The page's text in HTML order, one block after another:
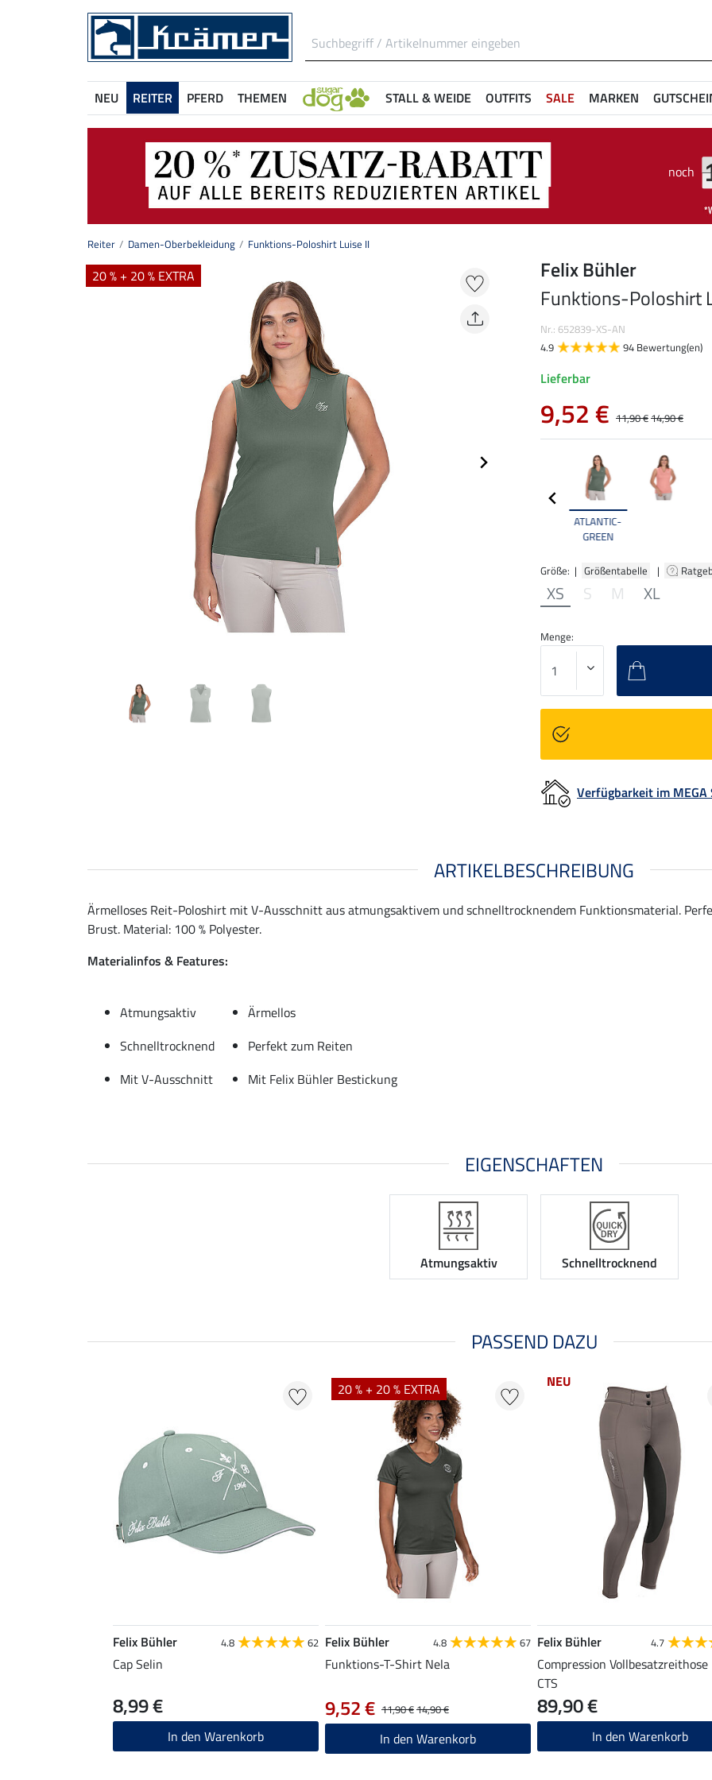
NEU REITER PFERD THEMEN STALL & WEIDE OUTFITS SALE MARKEN
noch
Reiter Damen-Oberbekleidung Funktions-Poloshirt Luise II
20 % + 20 % EXTRA
ATLANTIC-
GREEN
Größe: | Größentabelle |
XS S M XL
Felix Bühler
Funktions-Poloshirt
Nr.: 652839-XS-AN
4.9
94 Bewertung(en)
Lieferbar
9,52 € 11,90 €14,90 €
Menge:
Verfügbarkeit im MEGA
ARTIKELBESCHREIBUNG
Ärmelloses Reit-Poloshirt mit V-Ausschnitt aus atmungsaktivem und schnelltrocknendem Funktionsmaterial.
Brust. Material: 100 % Polyester.
Materialinfos & Features:
Atmungsaktiv
Ärmellos
Schnelltrocknend
Perfekt zum Reiten
Mit V-Ausschnitt
Mit Felix Bühler Bestickung
EIGENSCHAFTEN
Atmungsaktiv Schnelltrocknend
PASSEND DAZU
Felix Bühler 4.8 62
Cap Selin
8,99 €
In den Warenkorb
20 % + 20 % EXTRA
Felix Bühler 4.8 67
Funktions-T-Shirt Nela
11,90 €14,90 €
9,52 €
In den Warenkorb
NEU
Felix Bühler 4.7
Compression Vollbesatzreithose
CTS
89,90 €
In den Warenkorb